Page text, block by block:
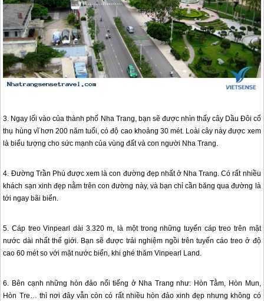
3. Ngay lối vào của thành phố Nha Trang, bạn sẽ được nhìn thấy cây Dầu Đôi cổ
thụ hùng vĩ hơn 200 năm tuổi, có độ cao khoảng 30 mét. Loài cây này được xem
là biểu tượng cho sức mạnh của vùng đất và con người Nha Trang.
4. Đường Trần Phú được xem là con đường đẹp nhất ở Nha Trang. Có rất nhiều
khách sạn xinh đẹp nằm trên con đường này, và bạn chỉ cần băng qua đường là
tới ngay bãi biển.
5. Cáp treo Vinpearl dài 3.320 m, là một trong những tuyến cáp treo trên mặt
nước dài nhất thế giới. Bạn sẽ được trải nghiệm ngồi trên tuyến cáo treo ở độ
cao 60 mét so với mặt nước biển, khi ghé thăm Vinpearl Land.
6. Bên cạnh những hòn đảo nổi tiếng ở Nha Trang như: Hòn Tằm, Hòn Mun,
Hòn Tre… thì nơi đây vẫn còn có rất nhiều hòn đảo xinh đẹp nhưng không có